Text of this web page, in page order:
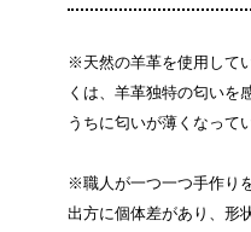
※天然の羊革を使用して
くは、羊革独特の匂いを
うちに匂いが薄くなって
※職人が一つ一つ手作り
出方に個体差があり、形